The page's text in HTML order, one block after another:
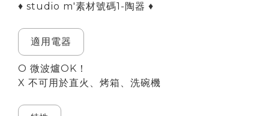
♦ studio m'素材號碼1-陶器 ♦
適用電器
O 微波爐OK！
X 不可用於直火、烤箱、洗碗機